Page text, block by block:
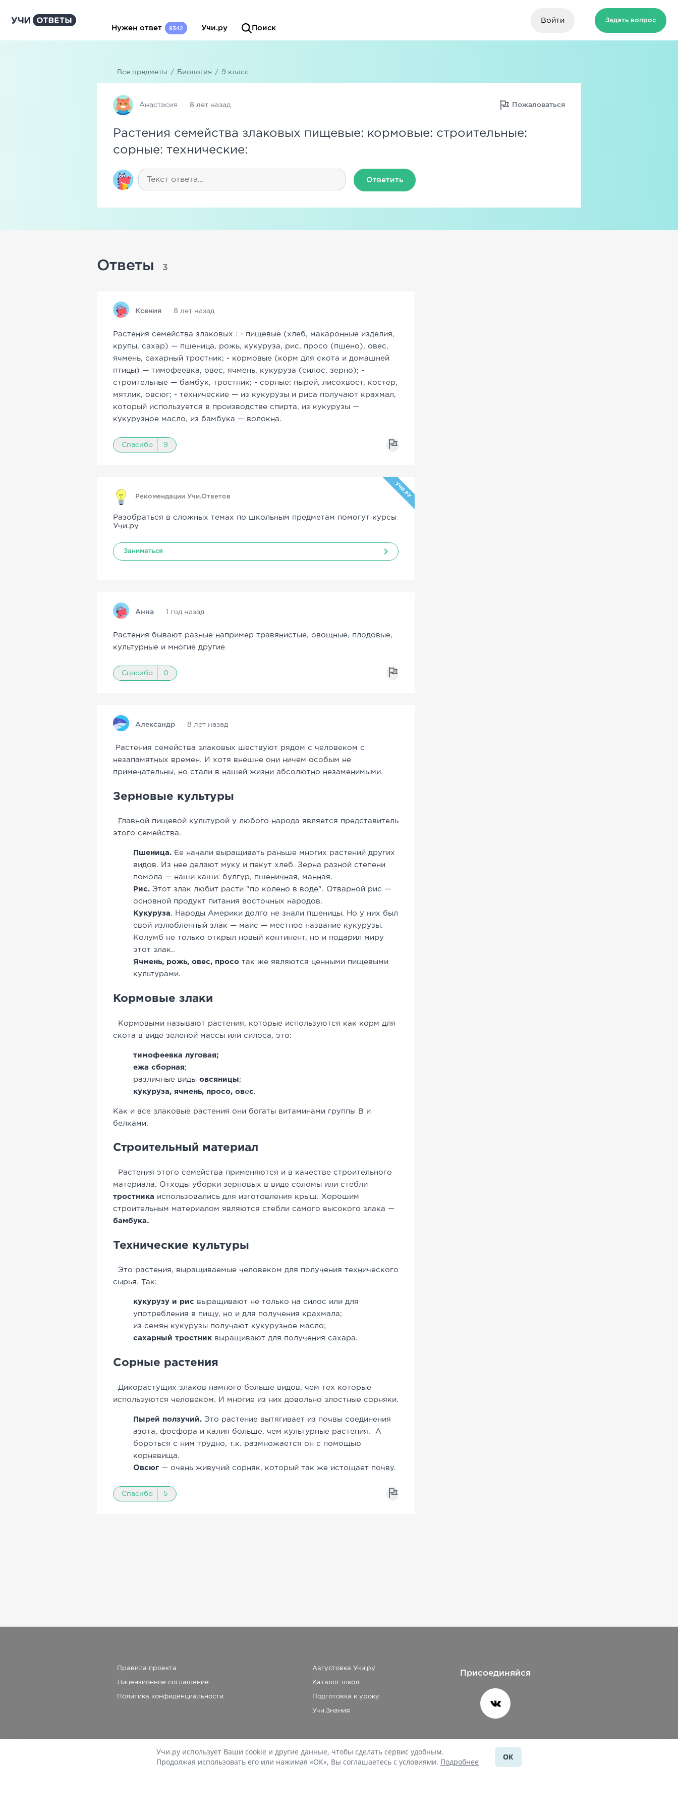
Нужен ответ 8342 Учи.ру Поиск
Войти Задать вопрос
Все предметы / Биология / 9 класс
Анастасия 8 лет назад Пожаловаться
Растения семейства злаковых пищевые: кормовые: строительные:
сорные: технические:
Ответить
Ответы 3
Ксения 8 лет назад
Растения семейства злаковых : - пищевые (хлеб, макаронные изделия,
крупы, сахар) — пшеница, рожь, кукуруза, рис, просо (пшено), овес,
ячмень, сахарный тростник; - кормовые (корм для скота и домашней
птицы) — тимофеевка, овес, ячмень, кукуруза (силос, зерно); -
строительные — бамбук, тростник; - сорные: пырей, лисохвост, костер,
мятлик, овсюг; - технические — из кукурузы и риса получают крахмал,
который используется в производстве спирта, из кукурузы —
кукурузное масло, из бамбука — волокна.
Спасибо 9
Рекомендации Учи.Ответов УЧИ.РУ
Разобраться в сложных темах по школьным предметам помогут курсы
Учи.ру
Заниматься
Анна 1 год назад
Растения бывают разные например травянистые, овощные, плодовые,
культурные и многие другие
Спасибо 0
Александр 8 лет назад
Растения семейства злаковых шествуют рядом с человеком с
незапамятных времен. И хотя внешне они ничем особым не
примечательны, но стали в нашей жизни абсолютно незаменимыми.
Зерновые культуры
Главной пищевой культурой у любого народа является представитель
этого семейства.
Пшеница. Ее начали выращивать раньше многих растений других
видов. Из нее делают муку и пекут хлеб. Зерна разной степени
помола — наши каши: булгур, пшеничная, манная.
Рис. Этот злак любит расти "по колено в воде". Отварной рис —
основной продукт питания восточных народов.
Кукуруза. Народы Америки долго не знали пшеницы. Но у них был
свой излюбленный злак — маис — местное название кукурузы.
Колумб не только открыл новый континент, но и подарил миру
этот злак..
Ячмень, рожь, овес, просо так же являются ценными пищевыми
культурами.
Кормовые злаки
Кормовыми называют растения, которые используются как корм для
скота в виде зеленой массы или силоса, это:
тимофеевка луговая;
ежа сборная;
различные виды овсяницы;
кукуруза, ячмень, просо, овес.
Как и все злаковые растения они богаты витаминами группы В и
белками.
Строительный материал
Растения этого семейства применяются и в качестве строительного
материала. Отходы уборки зерновых в виде соломы или стебли
тростника использовались для изготовления крыш. Хорошим
строительным материалом являются стебли самого высокого злака —
бамбука.
Технические культуры
Это растения, выращиваемые человеком для получения технического
сырья. Так:
кукурузу и рис выращивают не только на силос или для
употребления в пищу, но и для получения крахмала;
из семян кукурузы получают кукурузное масло;
сахарный тростник выращивают для получения сахара.
Сорные растения
Дикорастущих злаков намного больше видов, чем тех которые
используются человеком. И многие из них довольно злостные сорняки.
Пырей ползучий. Это растение вытягивает из почвы соединения
азота, фосфора и калия больше, чем культурные растения. А
бороться с ним трудно, т.к. размножается он с помощью
корневища.
Овсюг — очень живучий сорняк, который так же истощает почву.
Спасибо 5
Правила проекта
Лицензионное соглашение
Политика конфиденциальности
Августовка Учи.ру
Каталог школ
Подготовка к уроку
Учи.Знания
Присоединяйся
При копировании материалов uchi.ru/otvety ссылка на сайт обязательна.
Учи.ру использует Ваши cookie и другие данные, чтобы сделать сервис удобным.
Продолжая использовать его или нажимая «ОК», Вы соглашаетесь с условиями. Подробнее
ОК